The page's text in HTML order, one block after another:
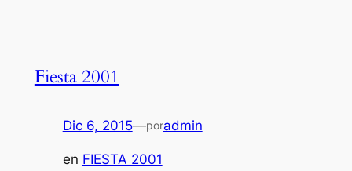
Fiesta 2001
Dic 6, 2015—poradmin
en FIESTA 2001